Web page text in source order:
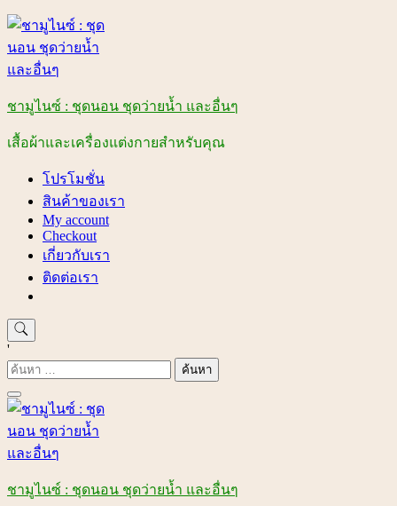
Skip
content
ชามูไนซ์ : ชุดนอน ชุดว่ายน้ำ และอื่นๆ
เสื้อผ้าและเครื่องแต่งกายสำหรับคุณ
โปรโมชั่น
สินค้าของเรา
My account
Checkout
เกี่ยวกับเรา
ติดต่อเรา
'
ค้นหา
สำหรับ:
ชามูไนซ์ : ชุดนอน ชุดว่ายน้ำ และอื่นๆ